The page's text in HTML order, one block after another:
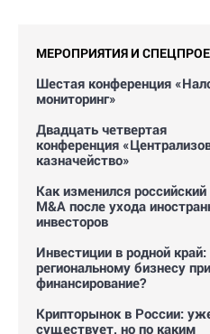
МЕРОПРИЯТИЯ И
Шестая конференция
мониторинг»
Двадцать четвертая
конференция
казначейство»
Как изменился
M&A после ухода
инвесторов
Инвестиции в родной край:
региональному бизнесу
финансирование?
Крипторынок в России:
существует, но по каким